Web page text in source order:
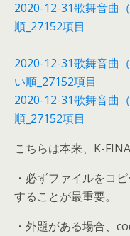
2020-12-31歌舞音曲
順_27152項目
2020-12-31歌舞音曲
い順_27152項目
2020-12-31歌舞音曲
順_27152項目
こちらは本来、K-
・必ずファイルをコ
することが最重要。
・外題がある場合、